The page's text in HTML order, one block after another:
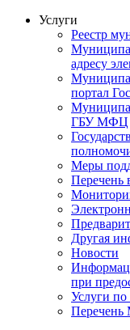
Услуги
Реестр
адресу
портал
ГБУ МФЦ
Меры
Перечень
Другая
Новости
при
Услуги